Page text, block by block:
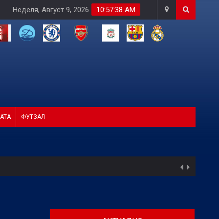
10:57:39 AM
Неделя, Август 9, 2026
ФУТЗАЛ